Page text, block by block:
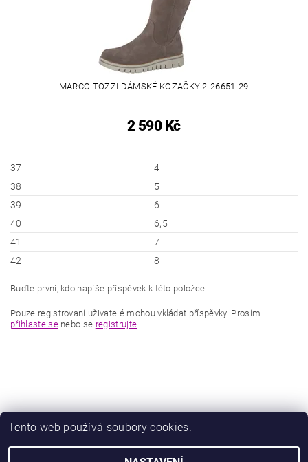
MARCO TOZZI DÁMSKÉ KOZAČKY 2-26651-29
2 590 Kč
37
4
38
5
39
6
40
6,5
41
7
42
8
Buďte první, kdo napíše příspěvek k této položce.
Pouze registrovaní uživatelé mohou vkládat příspěvky. Prosím
přihlaste senebo se registrujte.
Heureka.cz
Tento web používá soubory cookies.